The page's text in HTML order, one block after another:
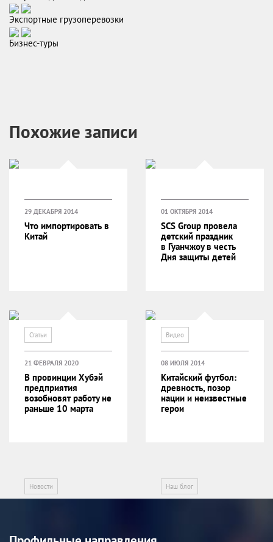
Экспортные грузоперевозки
Бизнес-туры
Похожие записи
Статьи
29 ДЕКАБРЯ 2014
Что импортировать в
Китай
Видео
01 ОКТЯБРЯ 2014
SCS Group провела
детский праздник
в Гуанчжоу в честь
Дня защиты детей
Новости
21 ФЕВРАЛЯ 2020
В провинции Хубэй
предприятия
возобновят работу не
раньше 10 марта
Наш блог
08 ИЮЛЯ 2014
Китайский футбол:
древность, позор
нации и неизвестные
герои